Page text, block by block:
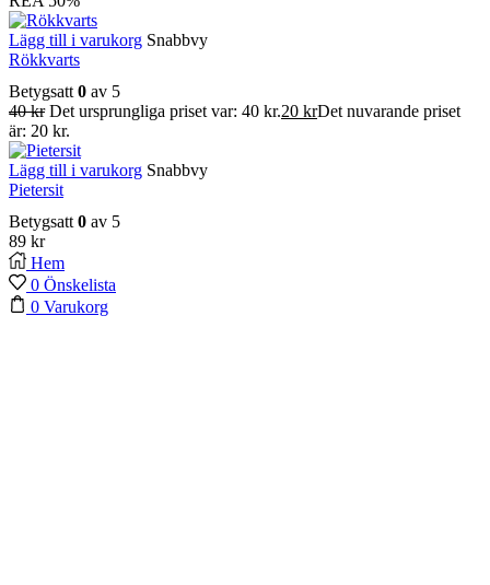
Lägg till i varukorg Snabbvy
Rökkvarts
Betygsatt 0 av 5
40kr Det ursprungliga priset var: 40 kr.20 krDet nuvarande priset
är: 20 kr.
Lägg till i varukorg Snabbvy
Pietersit
Betygsatt 0 av 5
89 kr
Hem
0 Önskelista
0 Varukorg